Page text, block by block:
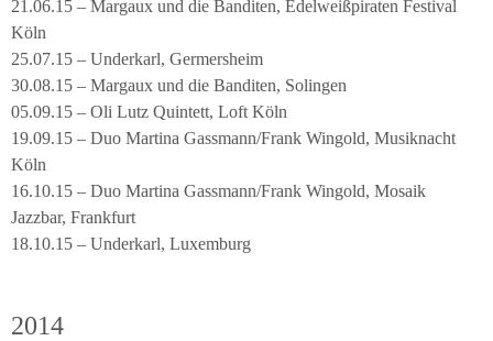
21.06.15 – Margaux und die Banditen, Edelweißpiraten Festival
Köln
25.07.15 – Underkarl, Germersheim
30.08.15 – Margaux und die Banditen, Solingen
05.09.15 – Oli Lutz Quintett, Loft Köln
19.09.15 – Duo Martina Gassmann/Frank Wingold, Musiknacht
Köln
16.10.15 – Duo Martina Gassmann/Frank Wingold, Mosaik
Jazzbar, Frankfurt
18.10.15 – Underkarl, Luxemburg
2014